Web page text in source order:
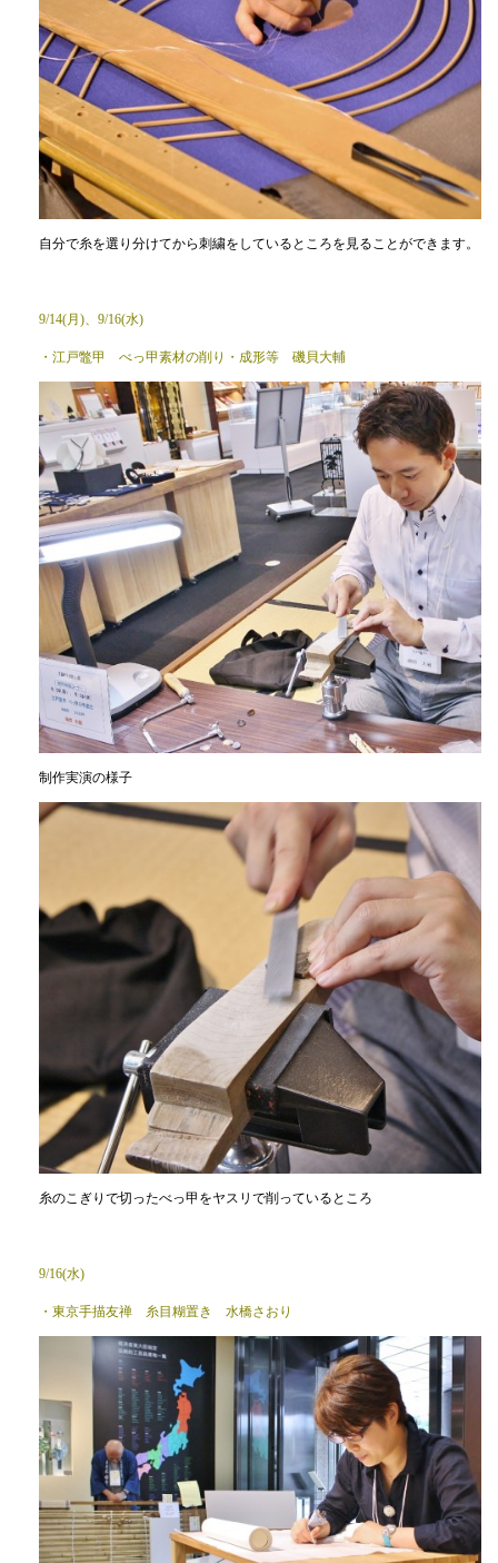
自分で糸を選り分けてから刺繍をしているところを見ることができます。
9/14(月)、9/16(水)
・江戸鼈甲 べっ甲素材の削り・成形等 磯貝大輔
制作実演の様子
糸のこぎりで切ったべっ甲をヤスリで削っているところ
9/16(水)
・東京手描友禅 糸目糊置き 水橋さおり